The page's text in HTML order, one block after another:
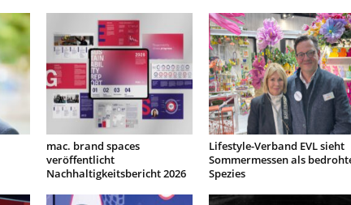
mac. brand spaces
veröffentlicht
Nachhaltigkeitsbericht 2026
Lifestyle-Verband EVL sieht
Sommermessen als
Spezies